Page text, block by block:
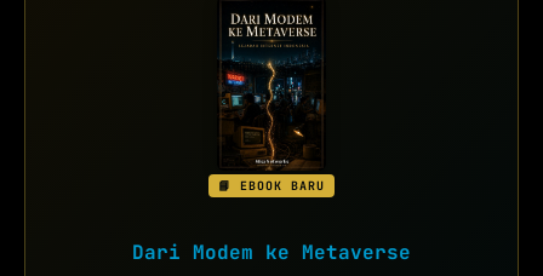
📘 EBOOK BARU
Dari Modem ke Metaverse